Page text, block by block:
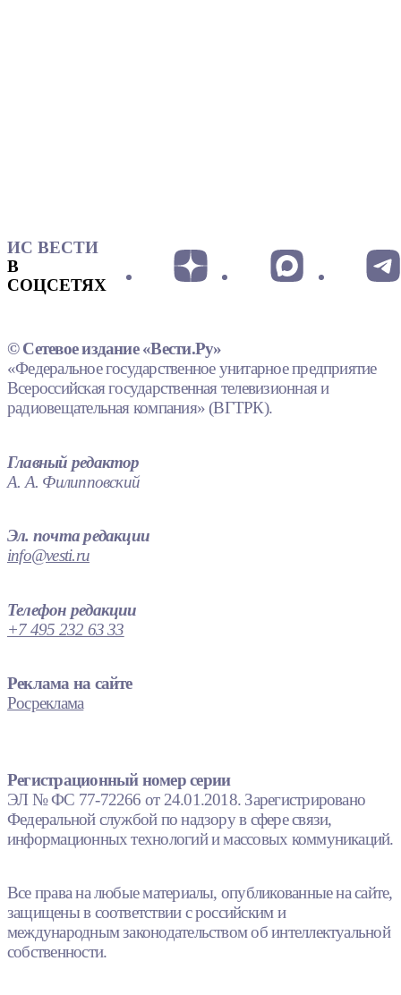
ИС ВЕСТИ
В
СОЦСЕТЯХ
© Сетевое издание «Вести.Ру»
«Федеральное государственное унитарное предприятие
Всероссийская государственная телевизионная и
радиовещательная компания» (ВГТРК).
Главный редактор
А. А. Филипповский
Эл. почта редакции
info@vesti.ru
Телефон редакции
+7 495 232 63 33
Реклама на сайте
Росреклама
Регистрационный номер серии
ЭЛ № ФС 77-72266 от 24.01.2018. Зарегистрировано
Федеральной службой по надзору в сфере связи,
информационных технологий и массовых коммуникаций.
Все права на любые материалы, опубликованные на сайте,
защищены в соответствии с российским и
международным законодательством об интеллектуальной
собственности.